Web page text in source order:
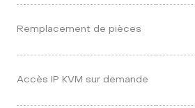
Remplacement de pièces
Accès IP KVM sur demande